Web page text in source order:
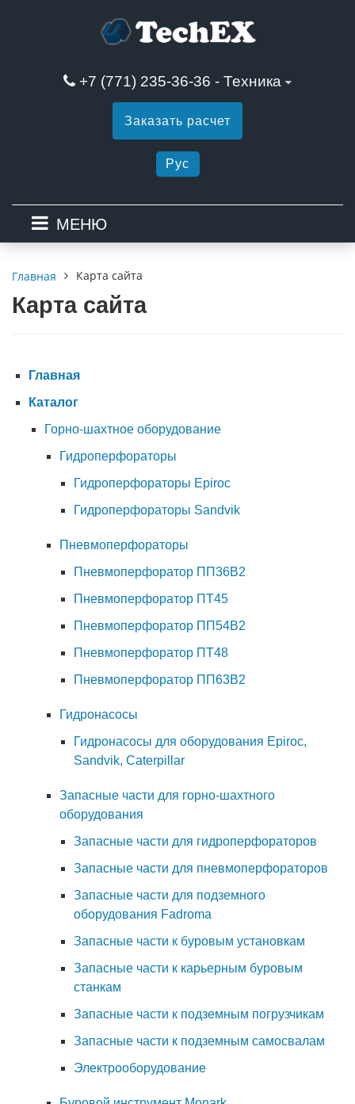
+7 (771) 235-36-36 - Техника
Заказать расчет
Рус
МЕНЮ
Главная Карта сайта
Карта сайта
Главная
Каталог
Горно-шахтное оборудование
Гидроперфораторы
Гидроперфораторы Epiroc
Гидроперфораторы Sandvik
Пневмоперфораторы
Пневмоперфоратор ПП36В2
Пневмоперфоратор ПТ45
Пневмоперфоратор ПП54В2
Пневмоперфоратор ПТ48
Пневмоперфоратор ПП63В2
Гидронасосы
Гидронасосы для оборудования Epiroc,
Sandvik, Caterpillar
Запасные части для горно-шахтного
оборудования
Запасные части для гидроперфораторов
Запасные части для пневмоперфораторов
Запасные части для подземного
оборудования Fadroma
Запасные части к буровым установкам
Запасные части к карьерным буровым
станкам
Запасные части к подземным погрузчикам
Запасные части к подземным самосвалам
Электрооборудование